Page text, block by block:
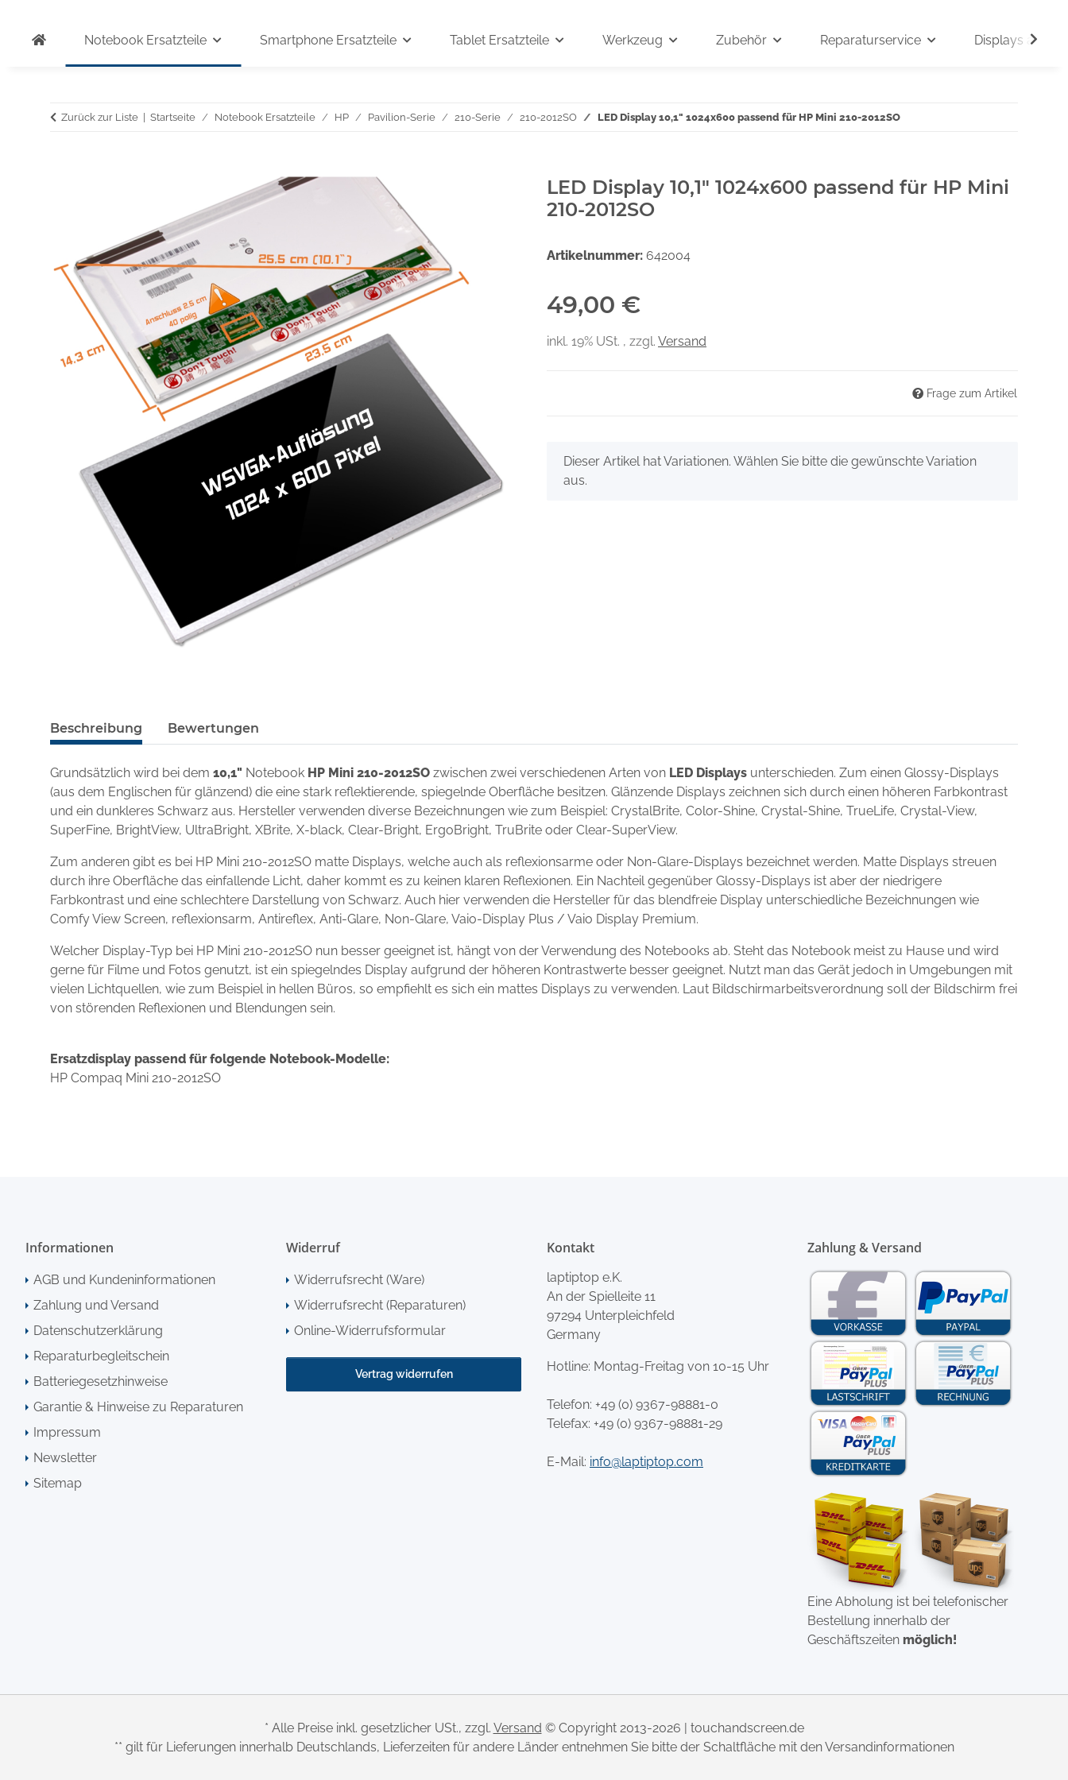
Notebook Ersatzteile Smartphone Ersatzteile Tablet Ersatzteile Werkzeug Zubehör Reparaturservice Displays auf
Zurück zur Liste Startseite Notebook Ersatzteile HP Pavilion-Serie 210-Serie 210-2012SO LED Display 10,1" 1024x600 passend für HP Mini 210-2012SO
LED Display 10,1" 1024x600 passend für HP Mini
210-2012SO
Artikelnummer: 642004
49,00 €
inkl. 19% USt. , zzgl. Versand
Frage zum Artikel
xDieser Artikel hat Variationen. Wählen Sie bitte die gewünschte Variation
aus.
Beschreibung Bewertungen
Grundsätzlich wird bei dem 10,1" Notebook HP Mini 210-2012SO zwischen zwei verschiedenen Arten von LED Displays unterschieden. Zum einen Glossy-Displays
(aus dem Englischen für glänzend) die eine stark reflektierende, spiegelnde Oberfläche besitzen. Glänzende Displays zeichnen sich durch einen höheren Farbkontrast
und ein dunkleres Schwarz aus. Hersteller verwenden diverse Bezeichnungen wie zum Beispiel: CrystalBrite, Color-Shine, Crystal-Shine, TrueLife, Crystal-View,
SuperFine, BrightView, UltraBright, XBrite, X-black, Clear-Bright, ErgoBright, TruBrite oder Clear-SuperView.
Zum anderen gibt es bei HP Mini 210-2012SO matte Displays, welche auch als reflexionsarme oder Non-Glare-Displays bezeichnet werden. Matte Displays streuen
durch ihre Oberfläche das einfallende Licht, daher kommt es zu keinen klaren Reflexionen. Ein Nachteil gegenüber Glossy-Displays ist aber der niedrigere
Farbkontrast und eine schlechtere Darstellung von Schwarz. Auch hier verwenden die Hersteller für das blendfreie Display unterschiedliche Bezeichnungen wie
Comfy View Screen, reflexionsarm, Antireflex, Anti-Glare, Non-Glare, Vaio-Display Plus / Vaio Display Premium.
Welcher Display-Typ bei HP Mini 210-2012SO nun besser geeignet ist, hängt von der Verwendung des Notebooks ab. Steht das Notebook meist zu Hause und wird
gerne für Filme und Fotos genutzt, ist ein spiegelndes Display aufgrund der höheren Kontrastwerte besser geeignet. Nutzt man das Gerät jedoch in Umgebungen mit
vielen Lichtquellen, wie zum Beispiel in hellen Büros, so empfiehlt es sich ein mattes Displays zu verwenden. Laut Bildschirmarbeitsverordnung soll der Bildschirm frei
von störenden Reflexionen und Blendungen sein.
Ersatzdisplay passend für folgende Notebook-Modelle:
HP Compaq Mini 210-2012SO
Informationen
AGB und Kundeninformationen
Zahlung und Versand
Datenschutzerklärung
Reparaturbegleitschein
Batteriegesetzhinweise
Garantie & Hinweise zu Reparaturen
Impressum
Newsletter
Sitemap
Widerruf
Widerrufsrecht (Ware)
Widerrufsrecht (Reparaturen)
Online-Widerrufsformular
Vertrag widerrufen
Kontakt
laptiptop e.K.
An der Spielleite 11
97294 Unterpleichfeld
Germany
Hotline: Montag-Freitag von 10-15 Uhr
Telefon: +49 (0) 9367-98881-0
Telefax: +49 (0) 9367-98881-29
E-Mail: info@laptiptop.com
Zahlung & Versand
Eine Abholung ist bei telefonischer
Bestellung innerhalb der
Geschäftszeiten möglich!
* Alle Preise inkl. gesetzlicher USt., zzgl. Versand © Copyright 2013-2026 | touchandscreen.de
** gilt für Lieferungen innerhalb Deutschlands, Lieferzeiten für andere Länder entnehmen Sie bitte der Schaltfläche mit den Versandinformationen